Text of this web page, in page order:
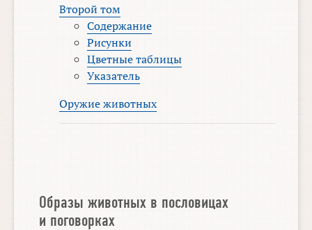
Второй том
Содержание
Рисунки
Цветные таблицы
Указатель
Оружие животных
Образы животных в пословицах
и поговорках